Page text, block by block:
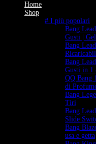
Home
Shop
# I più popolari
Bang
Gusti |
Bang
Bang
Gusti in 1
QQ Bang
di
Bang
Tiri
Bang
Slide
Bang
usa e getta